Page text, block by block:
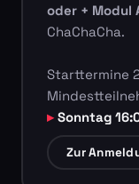
oder + Modul
ChaChaCha.
Starttermine
Sonntag
Zur